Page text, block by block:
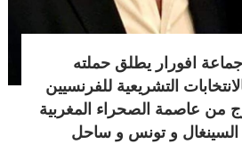
جماعة افورار يطلق حملته
التشريعية للفرنسيين
من عاصمة الصحراء المغربية
السينغال و تونس و ساحل